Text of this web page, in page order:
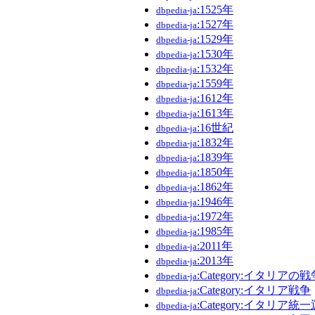
dbpedia-ja:1525年
dbpedia-ja:1527年
dbpedia-ja:1529年
dbpedia-ja:1530年
dbpedia-ja:1532年
dbpedia-ja:1559年
dbpedia-ja:1612年
dbpedia-ja:1613年
dbpedia-ja:16世紀
dbpedia-ja:1832年
dbpedia-ja:1839年
dbpedia-ja:1850年
dbpedia-ja:1862年
dbpedia-ja:1946年
dbpedia-ja:1972年
dbpedia-ja:1985年
dbpedia-ja:2011年
dbpedia-ja:2013年
dbpedia-ja:Category:イタリアの戦
dbpedia-ja:Category:イタリア戦争
dbpedia-ja:Category:イタリア統一